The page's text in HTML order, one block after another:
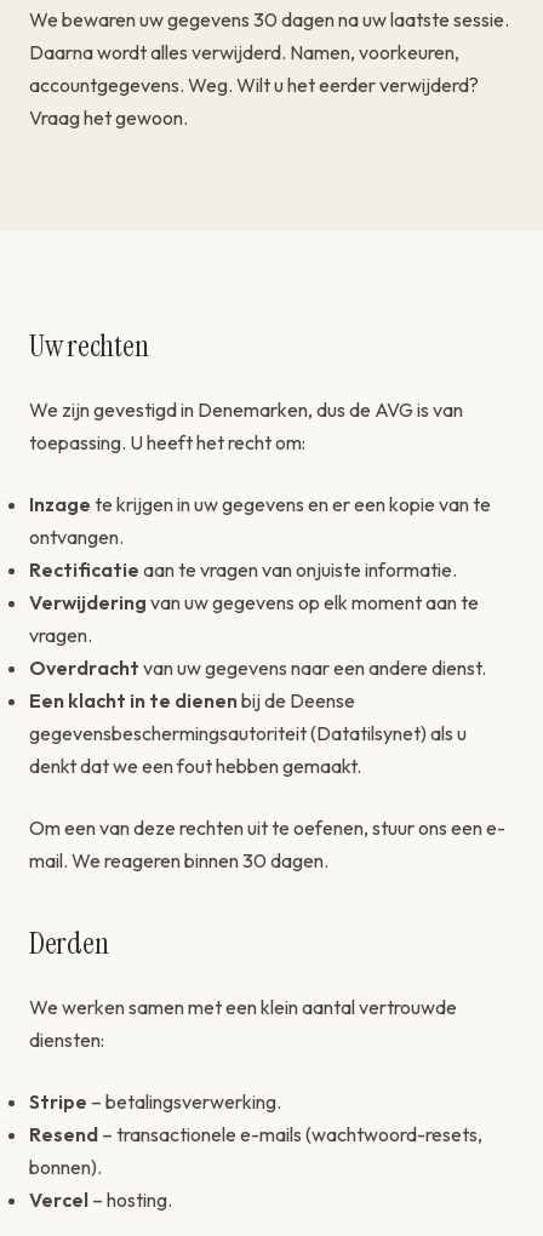
We bewaren uw gegevens 30 dagen na uw laatste sessie.
Daarna wordt alles verwijderd. Namen, voorkeuren,
accountgegevens. Weg. Wilt u het eerder verwijderd?
Vraag het gewoon.
Uw rechten
We zijn gevestigd in Denemarken, dus de AVG is van
toepassing. U heeft het recht om:
Inzage te krijgen in uw gegevens en er een kopie van te
ontvangen.
Rectificatie aan te vragen van onjuiste informatie.
Verwijdering van uw gegevens op elk moment aan te
vragen.
Overdracht van uw gegevens naar een andere dienst.
Een klacht in te dienenbij de Deense
gegevensbeschermingsautoriteit (Datatilsynet) als u
denkt dat we een fout hebben gemaakt.
Om een van deze rechten uit te oefenen, stuur ons een e-
mail. We reageren binnen 30 dagen.
Derden
We werken samen met een klein aantal vertrouwde
diensten:
Stripe – betalingsverwerking.
Resend – transactionele e-mails (wachtwoord-resets,
bonnen).
Vercel – hosting.